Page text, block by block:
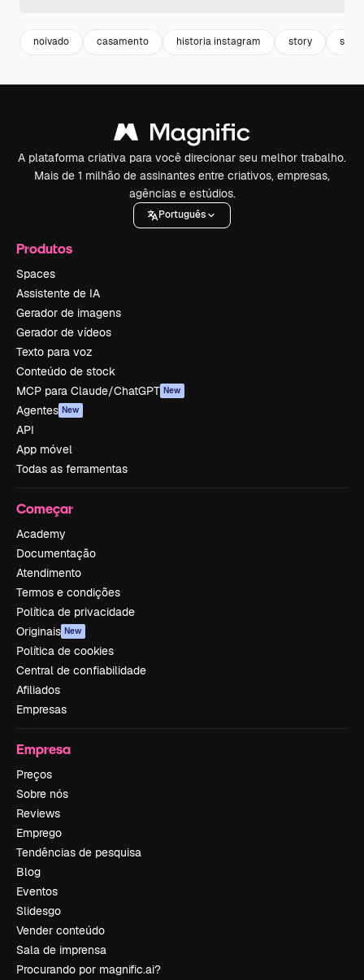
noivado casamento historia instagram story
A plataforma criativa para você direcionar seu melhor trabalho.
Mais de 1 milhão de assinantes entre criativos, empresas,
agências e estúdios.
Português
Produtos
Spaces
Assistente de IA
Gerador de imagens
Gerador de vídeos
Texto para voz
Conteúdo de stock
MCP para Claude/ChatGPT New
Agentes New
API
App móvel
Todas as ferramentas
Começar
Academy
Documentação
Atendimento
Termos e condições
Política de privacidade
Originais New
Política de cookies
Central de confiabilidade
Afiliados
Empresas
Empresa
Preços
Sobre nós
Reviews
Emprego
Tendências de pesquisa
Blog
Eventos
Slidesgo
Vender conteúdo
Sala de imprensa
Procurando por magnific.ai?